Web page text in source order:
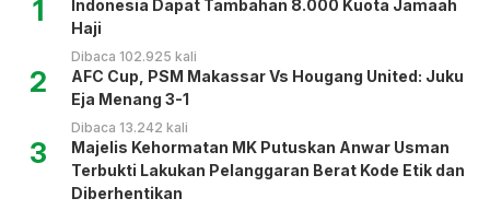
1
Indonesia Dapat Tambahan 8.000 Kuota Jamaah
Haji
Dibaca 102.925 kali
2
AFC Cup, PSM Makassar Vs Hougang United: Juku
Eja Menang 3-1
Dibaca 13.242 kali
3
Majelis Kehormatan MK Putuskan Anwar Usman
Terbukti Lakukan Pelanggaran Berat Kode Etik dan
Diberhentikan